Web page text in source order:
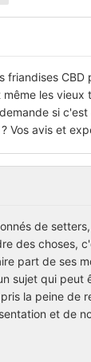
friandises
même les
si
Vos avis et
de
des choses,
part de ses
sujet qui
la peine de
et de